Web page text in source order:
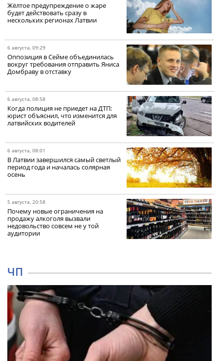
Жёлтое предупреждение о жаре
будет действовать сразу в
нескольких регионах Латвии
6 августа, 09:29
Оппозиция в Сейме объединилась
вокруг требования отправить Яниса
Домбраву в отставку
6 августа, 08:58
Когда полиция не приедет на ДТП:
юрист объяснил, что изменится для
латвийских водителей
6 августа, 08:01
В Латвии завершился самый светлый
период года и началась солярная
осень
5 августа, 20:58
Почему новые ограничения на
продажу алкоголя вызвали
недовольство совсем не у той
аудитории
ЧП